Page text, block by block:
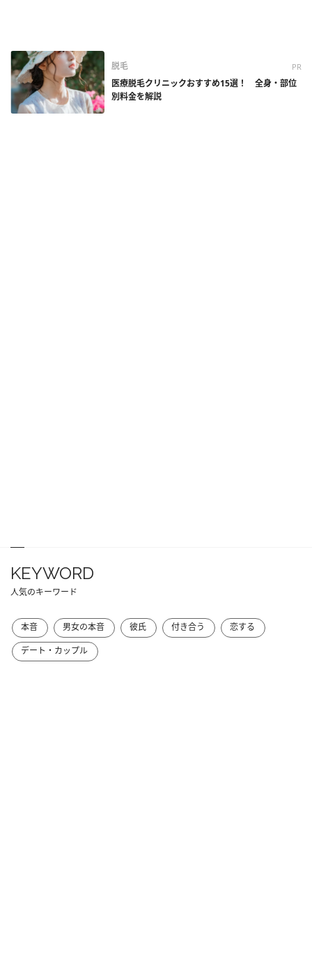
脱毛 PR
医療脱毛クリニックおすすめ15選！ 全身・部位
別料金を解説
KEYWORD
人気のキーワード
本音 男女の本音 彼氏 付き合う
恋する
デート・カップル